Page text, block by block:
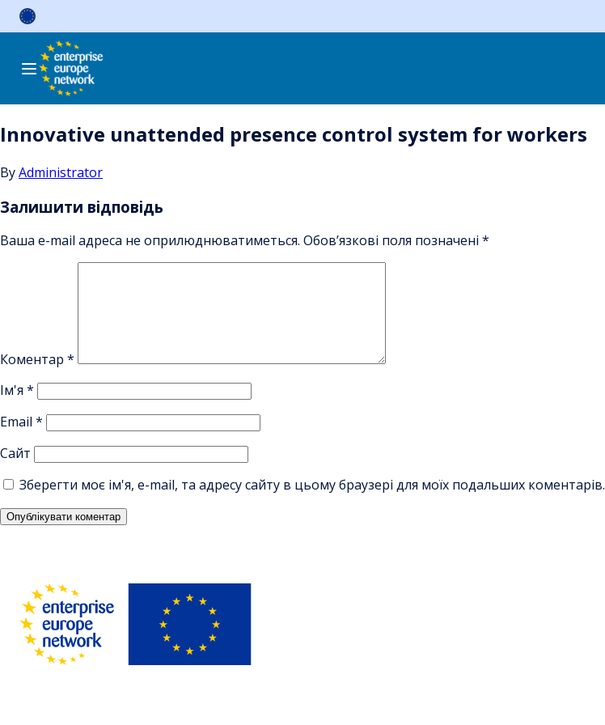
Skip
Innovative unattended presence control system for workers
ByAdministrator
Залишити відповідь
Ваша e-mail адреса не оприлюднюватиметься. Обов’язкові поля позначені *
Коментар *
Ім'я *
Email *
Сайт
Зберегти моє ім'я, e-mail, та адресу сайту в цьому браузері для моїх подальших коментарів.